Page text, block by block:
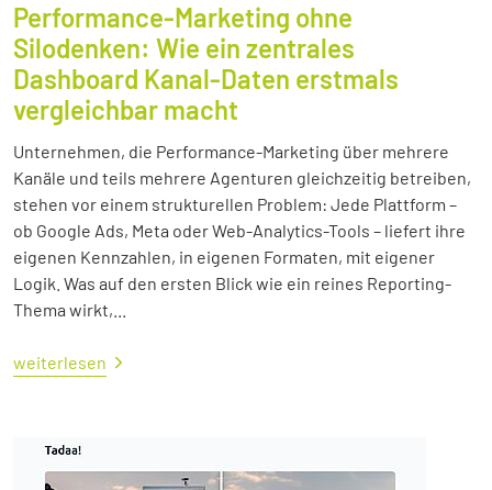
Performance-Marketing ohne
Silodenken: Wie ein zentrales
Dashboard Kanal-Daten erstmals
vergleichbar macht
Unternehmen, die Performance-Marketing über mehrere
Kanäle und teils mehrere Agenturen gleichzeitig betreiben,
stehen vor einem strukturellen Problem: Jede Plattform –
ob Google Ads, Meta oder Web-Analytics-Tools – liefert ihre
eigenen Kennzahlen, in eigenen Formaten, mit eigener
Logik. Was auf den ersten Blick wie ein reines Reporting-
Thema wirkt,...
weiterlesen